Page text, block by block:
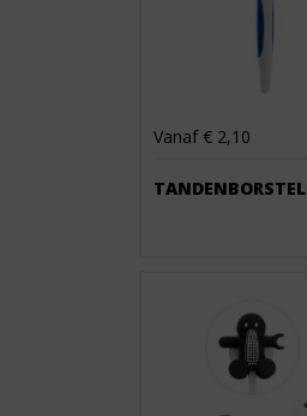
Vanaf € 2,10
TANDENBORSTEL